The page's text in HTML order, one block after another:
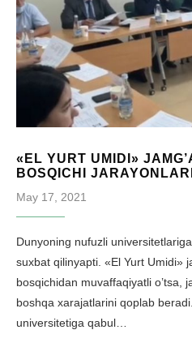
«EL YURT UMIDI»
BOSQICHI
May 17, 2021
Dunyoning nufuzli
suxbat qilinyapti. «El Yurt Umidi»
bosqichidan muvaffaqiyatli o’tsa,
boshqa xarajatlarini qoplab
universitetiga qabul…